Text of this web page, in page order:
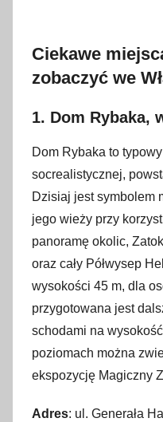
Ciekawe
zobaczyć we
1. Dom Rybaka,
Dom Rybaka to
socrealistycznej,
Dzisiaj jest symbolem
jego wieży przy
panoramę okolic,
oraz cały Półwysep
wysokości 45 m, dla
przygotowana jest
schodami na
poziomach można
ekspozycję Magiczny
Adres: ul. Generała